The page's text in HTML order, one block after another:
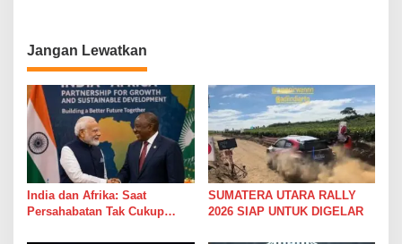
a
s
i
p
o
s
Jangan Lewatkan
India dan Afrika: Saat
Persahabatan Tak Cukup
SUMATERA UTARA RALLY
2026 SIAP UNTUK DIGELAR